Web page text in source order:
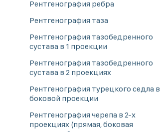
Рентгенография ребра
Рентгенография таза
Рентгенография тазобедренного
сустава в 1 проекции
Рентгенография тазобедренного
сустава в 2 проекциях
Рентгенография турецкого седла в
боковой проекции
Рентгенография черепа в 2-х
проекциях (прямая, боковая